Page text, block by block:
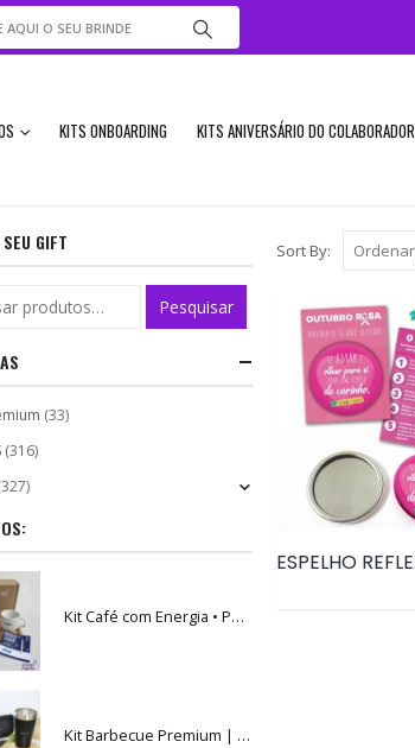
KITS ONBOARDING KITS ANIVERSÁRIO DO COLABORADOR
Sort By:
GIFT
Pesquisar
(33)
(316)
Kit Café com Energia • PRD224
Kit Barbecue Premium | PRD065